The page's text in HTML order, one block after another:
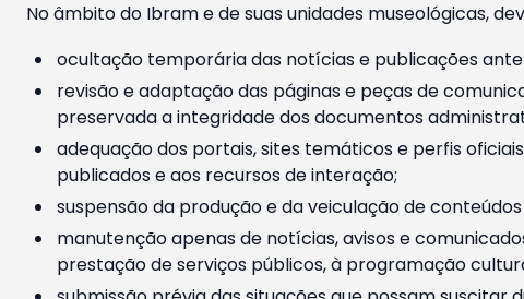
No âmbito do Ibram e de suas unidades museológicas,
ocultação temporária das notícias e publicações
revisão e adaptação das páginas e peças de
preservada a integridade dos documentos
adequação dos portais, sites temáticos e perfis
publicados e aos recursos de interação;
suspensão da produção e da veiculação de
manutenção apenas de notícias, avisos e
prestação de serviços públicos, à programação